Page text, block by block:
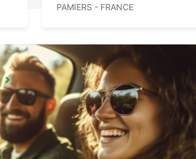
PAMIERS - FRANCE
CASTRES
CASTRES - FRANCE